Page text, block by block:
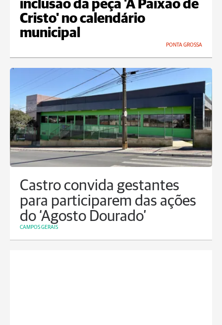
inclusão da peça 'A Paixão de
Cristo' no calendário
municipal
PONTA GROSSA
Castro convida gestantes
para participarem das ações
do ‘Agosto Dourado’
CAMPOS GERAIS